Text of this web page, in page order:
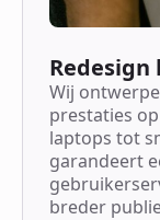
Wij
prestaties
laptops tot
garandeert
breder